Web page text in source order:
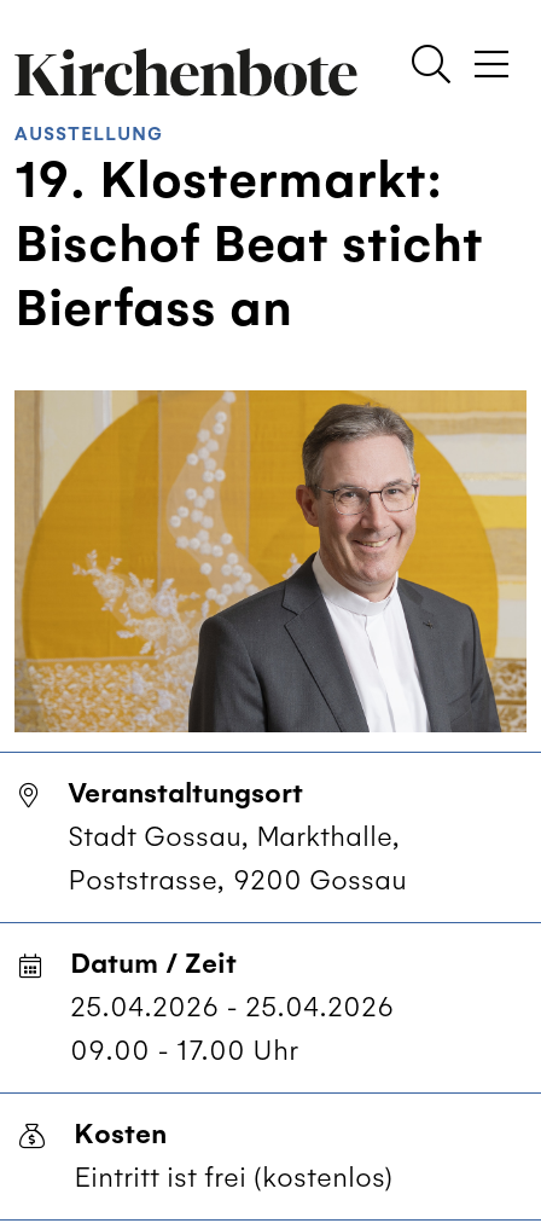
AUSSTELLUNG
19. Klostermarkt:
Bischof Beat sticht
Bierfass an
Veranstaltungsort
Stadt Gossau, Markthalle,
Poststrasse, 9200 Gossau
Datum / Zeit
25.04.2026 - 25.04.2026
09.00 - 17.00 Uhr
Kosten
Eintritt ist frei (kostenlos)